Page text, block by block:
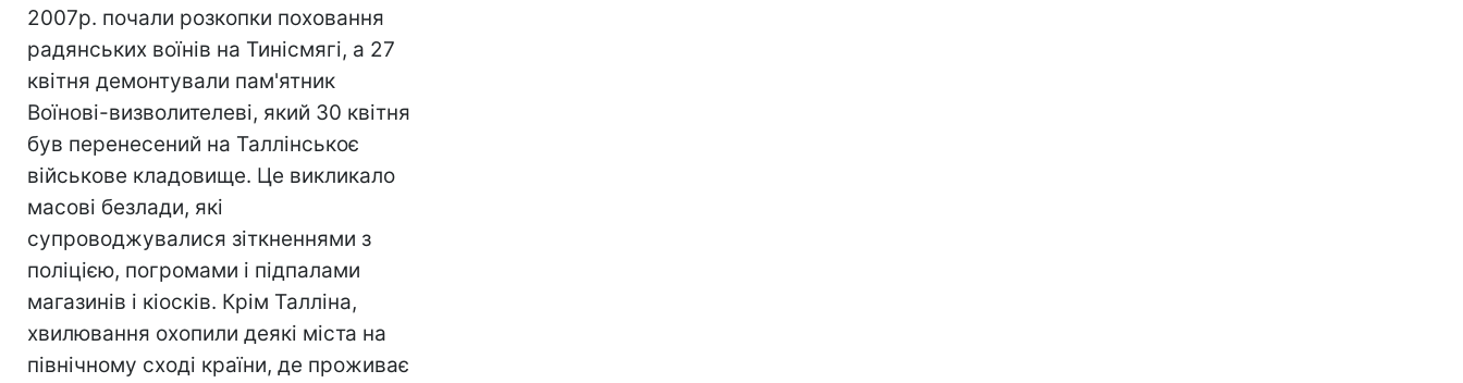
2007р. почали розкопки поховання
радянських воїнів на Тинісмягі, а 27
квітня демонтували пам'ятник
Воїнові-визволителеві, який 30 квітня
був перенесений на Таллінськоє
військове кладовище. Це викликало
масові безлади, які
супроводжувалися зіткненнями з
поліцією, погромами і підпалами
магазинів і кіосків. Крім Талліна,
хвилювання охопили деякі міста на
північному сході країни, де проживає